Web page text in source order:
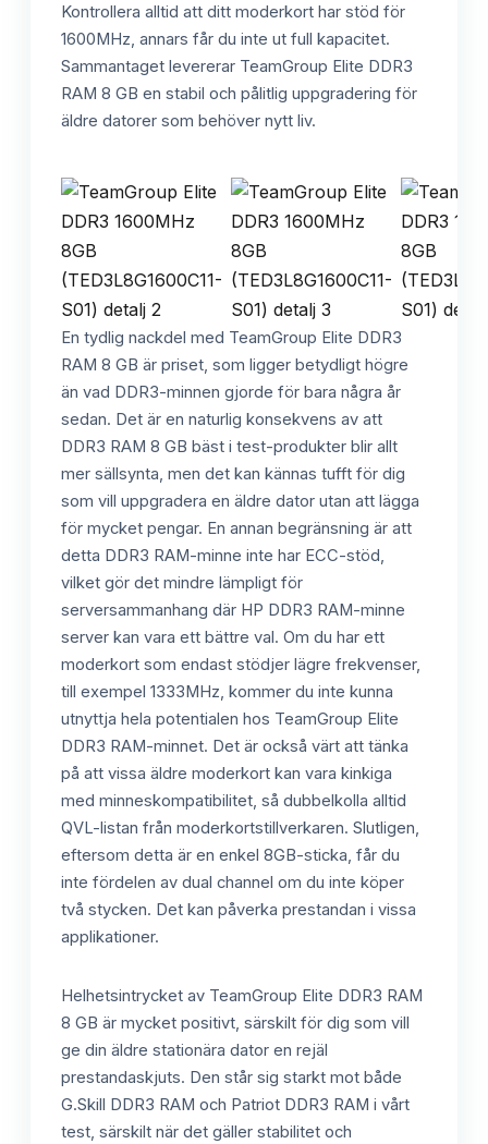
Kontrollera alltid att ditt moderkort har stöd för
1600MHz, annars får du inte ut full kapacitet.
Sammantaget levererar TeamGroup Elite DDR3
RAM 8 GB en stabil och pålitlig uppgradering för
äldre datorer som behöver nytt liv.
En tydlig nackdel med TeamGroup Elite DDR3
RAM 8 GB är priset, som ligger betydligt högre
än vad DDR3-minnen gjorde för bara några år
sedan. Det är en naturlig konsekvens av att
DDR3 RAM 8 GB bäst i test-produkter blir allt
mer sällsynta, men det kan kännas tufft för dig
som vill uppgradera en äldre dator utan att lägga
för mycket pengar. En annan begränsning är att
detta DDR3 RAM-minne inte har ECC-stöd,
vilket gör det mindre lämpligt för
serversammanhang där HP DDR3 RAM-minne
server kan vara ett bättre val. Om du har ett
moderkort som endast stödjer lägre frekvenser,
till exempel 1333MHz, kommer du inte kunna
utnyttja hela potentialen hos TeamGroup Elite
DDR3 RAM-minnet. Det är också värt att tänka
på att vissa äldre moderkort kan vara kinkiga
med minneskompatibilitet, så dubbelkolla alltid
QVL-listan från moderkortstillverkaren. Slutligen,
eftersom detta är en enkel 8GB-sticka, får du
inte fördelen av dual channel om du inte köper
två stycken. Det kan påverka prestandan i vissa
applikationer.
Helhetsintrycket av TeamGroup Elite DDR3 RAM
8 GB är mycket positivt, särskilt för dig som vill
ge din äldre stationära dator en rejäl
prestandaskjuts. Den står sig starkt mot både
G.Skill DDR3 RAM och Patriot DDR3 RAM i vårt
test, särskilt när det gäller stabilitet och